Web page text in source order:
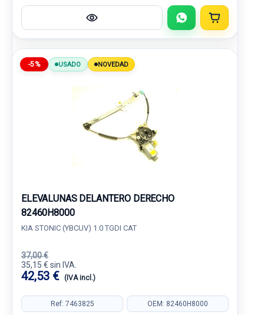
-5% USADO NOVEDAD
ELEVALUNAS DELANTERO DERECHO
82460H8000
KIA STONIC (YBCUV) 1.0 TGDI CAT
37,00 €
35,15 € sin IVA.
42,53 € (IVA incl.)
Ref: 7463825 OEM: 82460H8000